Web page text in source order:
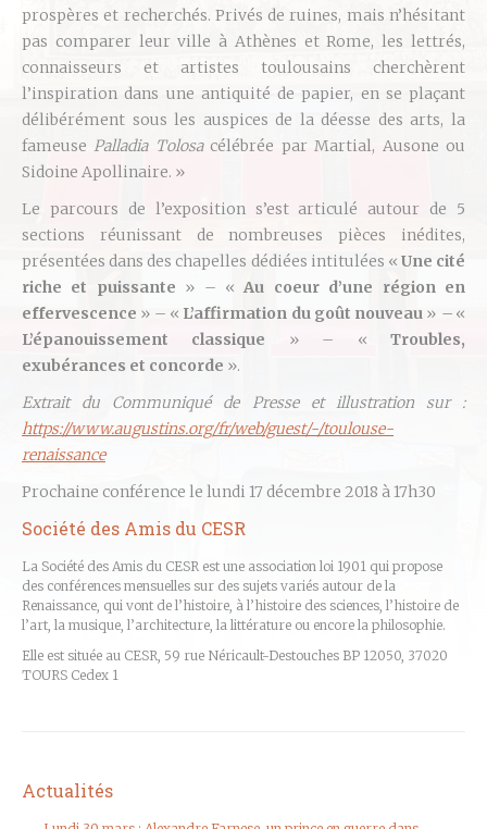
prospères et recherchés. Privés de ruines, mais n’hésitant
pas comparer leur ville à Athènes et Rome, les lettrés,
connaisseurs et artistes toulousains cherchèrent
l’inspiration dans une antiquité de papier, en se plaçant
délibérément sous les auspices de la déesse des arts, la
fameusePalladia Tolosa célébrée par Martial, Ausone ou
Sidoine Apollinaire. »
Le parcours de l’exposition s’est articulé autour de 5
sections réunissant de nombreuses pièces inédites,
présentées dans des chapelles dédiées intitulées « Une cité
riche et puissante » – «Au coeur d’une région en
effervescence » – « L’affirmation du goût nouveau » –«
L’épanouissement classique » – «Troubles,
exubérances et concorde ».
Extrait du Communiqué de Presse et illustration sur :
https://www.augustins.org/fr/web/guest/-/toulouse-
renaissance
Prochaine conférence le lundi 17 décembre 2018 à 17h30
Société des Amis du CESR
La Société des Amis du CESR est une association loi 1901 qui propose
des conférences mensuelles sur des sujets variés autour de la
Renaissance, qui vont de l’histoire, à l’histoire des sciences, l’histoire de
l’art, la musique, l’architecture, la littérature ou encore la philosophie.
Elle est située au CESR, 59 rue Néricault-Destouches BP 12050, 37020
TOURS Cedex 1
Actualités